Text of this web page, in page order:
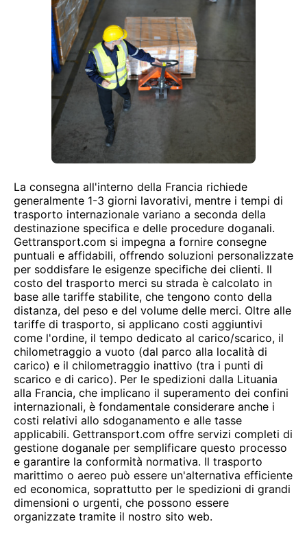
La consegna all'interno della Francia richiede
generalmente 1-3 giorni lavorativi, mentre i tempi di
trasporto internazionale variano a seconda della
destinazione specifica e delle procedure doganali.
Gettransport.com si impegna a fornire consegne
puntuali e affidabili, offrendo soluzioni personalizzate
per soddisfare le esigenze specifiche dei clienti. Il
costo del trasporto merci su strada è calcolato in
base alle tariffe stabilite, che tengono conto della
distanza, del peso e del volume delle merci. Oltre alle
tariffe di trasporto, si applicano costi aggiuntivi
come l'ordine, il tempo dedicato al carico/scarico, il
chilometraggio a vuoto (dal parco alla località di
carico) e il chilometraggio inattivo (tra i punti di
scarico e di carico). Per le spedizioni dalla Lituania
alla Francia, che implicano il superamento dei confini
internazionali, è fondamentale considerare anche i
costi relativi allo sdoganamento e alle tasse
applicabili. Gettransport.com offre servizi completi di
gestione doganale per semplificare questo processo
e garantire la conformità normativa. Il trasporto
marittimo o aereo può essere un'alternativa efficiente
ed economica, soprattutto per le spedizioni di grandi
dimensioni o urgenti, che possono essere
organizzate tramite il nostro sito web.